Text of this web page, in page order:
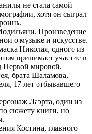
не стала самой
хотя он сыграл
Произведение
о музыке и искусстве.
Николая, одного из
принимает участие в
Первой мировой.
брата Шаламова,
17 лет отбывавшего
Лаэрта, один из
сюжету книги, но
Костина, главного